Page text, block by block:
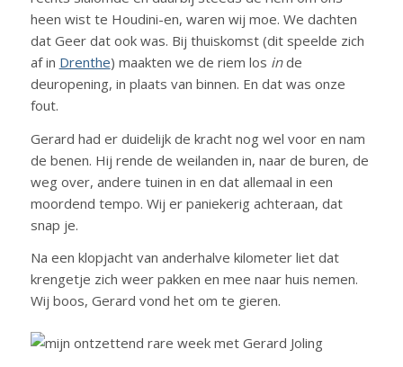
heen wist te Houdini-en, waren wij moe. We dachten
dat Geer dat ook was. Bij thuiskomst (dit speelde zich
af in Drenthe) maakten we de riem los inde
deuropening, in plaats van binnen. En dat was onze
fout.
Gerard had er duidelijk de kracht nog wel voor en nam
de benen. Hij rende de weilanden in, naar de buren, de
weg over, andere tuinen in en dat allemaal in een
moordend tempo. Wij er paniekerig achteraan, dat
snap je.
Na een klopjacht van anderhalve kilometer liet dat
krengetje zich weer pakken en mee naar huis nemen.
Wij boos, Gerard vond het om te gieren.